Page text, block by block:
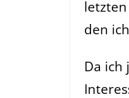
den
Da ich